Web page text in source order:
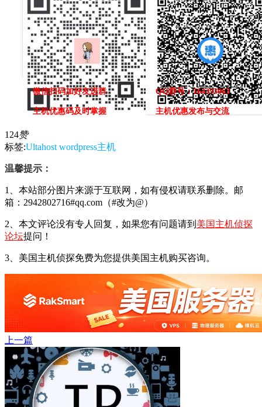
微信扫码加好友进群
主机优惠码及时掌握
QQ群号：164393063
主机优惠发布与交流
124赞
标签:Ultahost wordpress主机
温馨提示：
1、本站部分图片来源于互联网，如有侵权请联系删除。邮
箱：2942802716#qq.com（#改为@）
2、本文评论没有专人回复，如果您有问题请到 美国主机侦探
论坛提问！
3、美国主机侦探免费为您提供美国主机购买咨询。
上一篇